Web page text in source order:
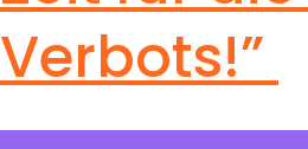
Verbots!”